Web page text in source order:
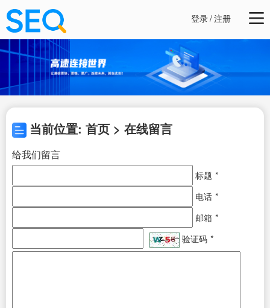
登录/注册
当前位置: 首页 > 在线留言
给我们留言
标题 *
电话 *
邮箱 *
验证码 *